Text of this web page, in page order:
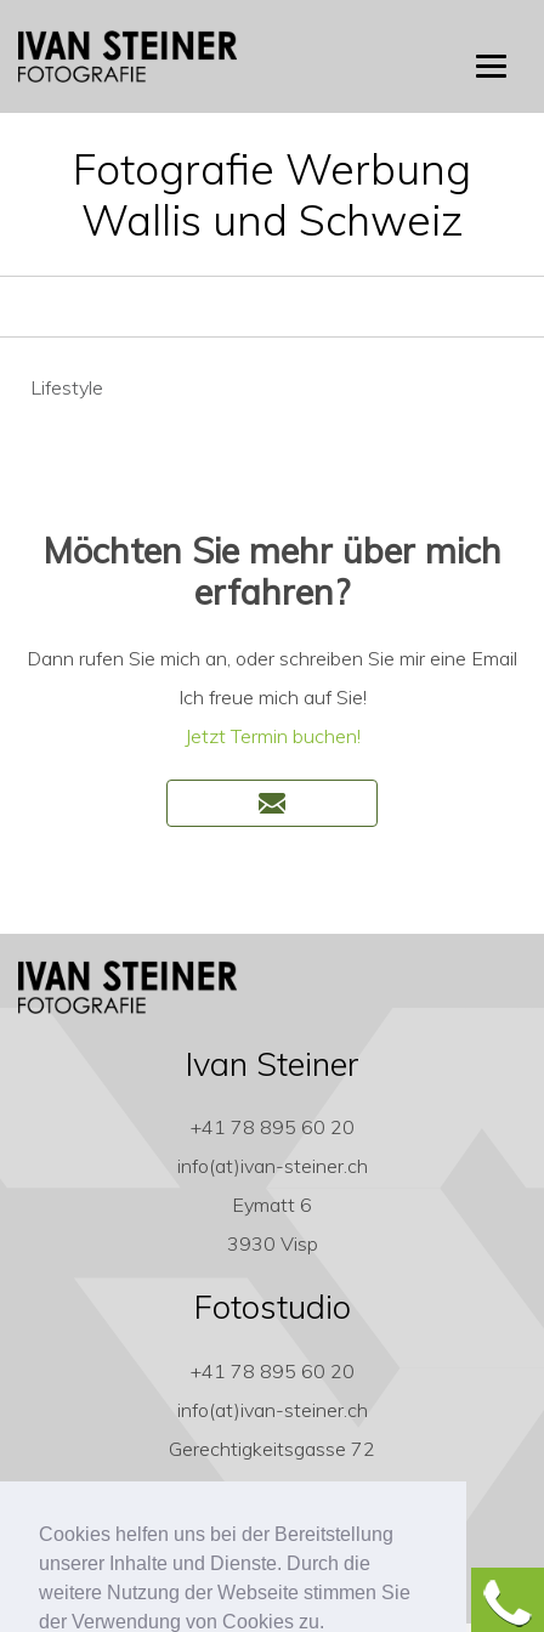
Cookies helfen uns bei der Bereitstellung
unserer Inhalte und Dienste. Durch die
weitere Nutzung der Webseite stimmen Sie
der Verwendung von Cookies zu.
Fotografie Werbung
Wallis und Schweiz
Beitragsnavigation
Lifestyle
Möchten Sie mehr über mich
erfahren?
Dann rufen Sie mich an, oder schreiben Sie mir eine Email
Ich freue mich auf Sie!
Jetzt Termin buchen!
Ivan Steiner
+41 78 895 60 20
info(at)ivan-steiner.ch
Eymatt 6
3930 Visp
Fotostudio
+41 78 895 60 20
info(at)ivan-steiner.ch
Gerechtigkeitsgasse 72
3011 Bern